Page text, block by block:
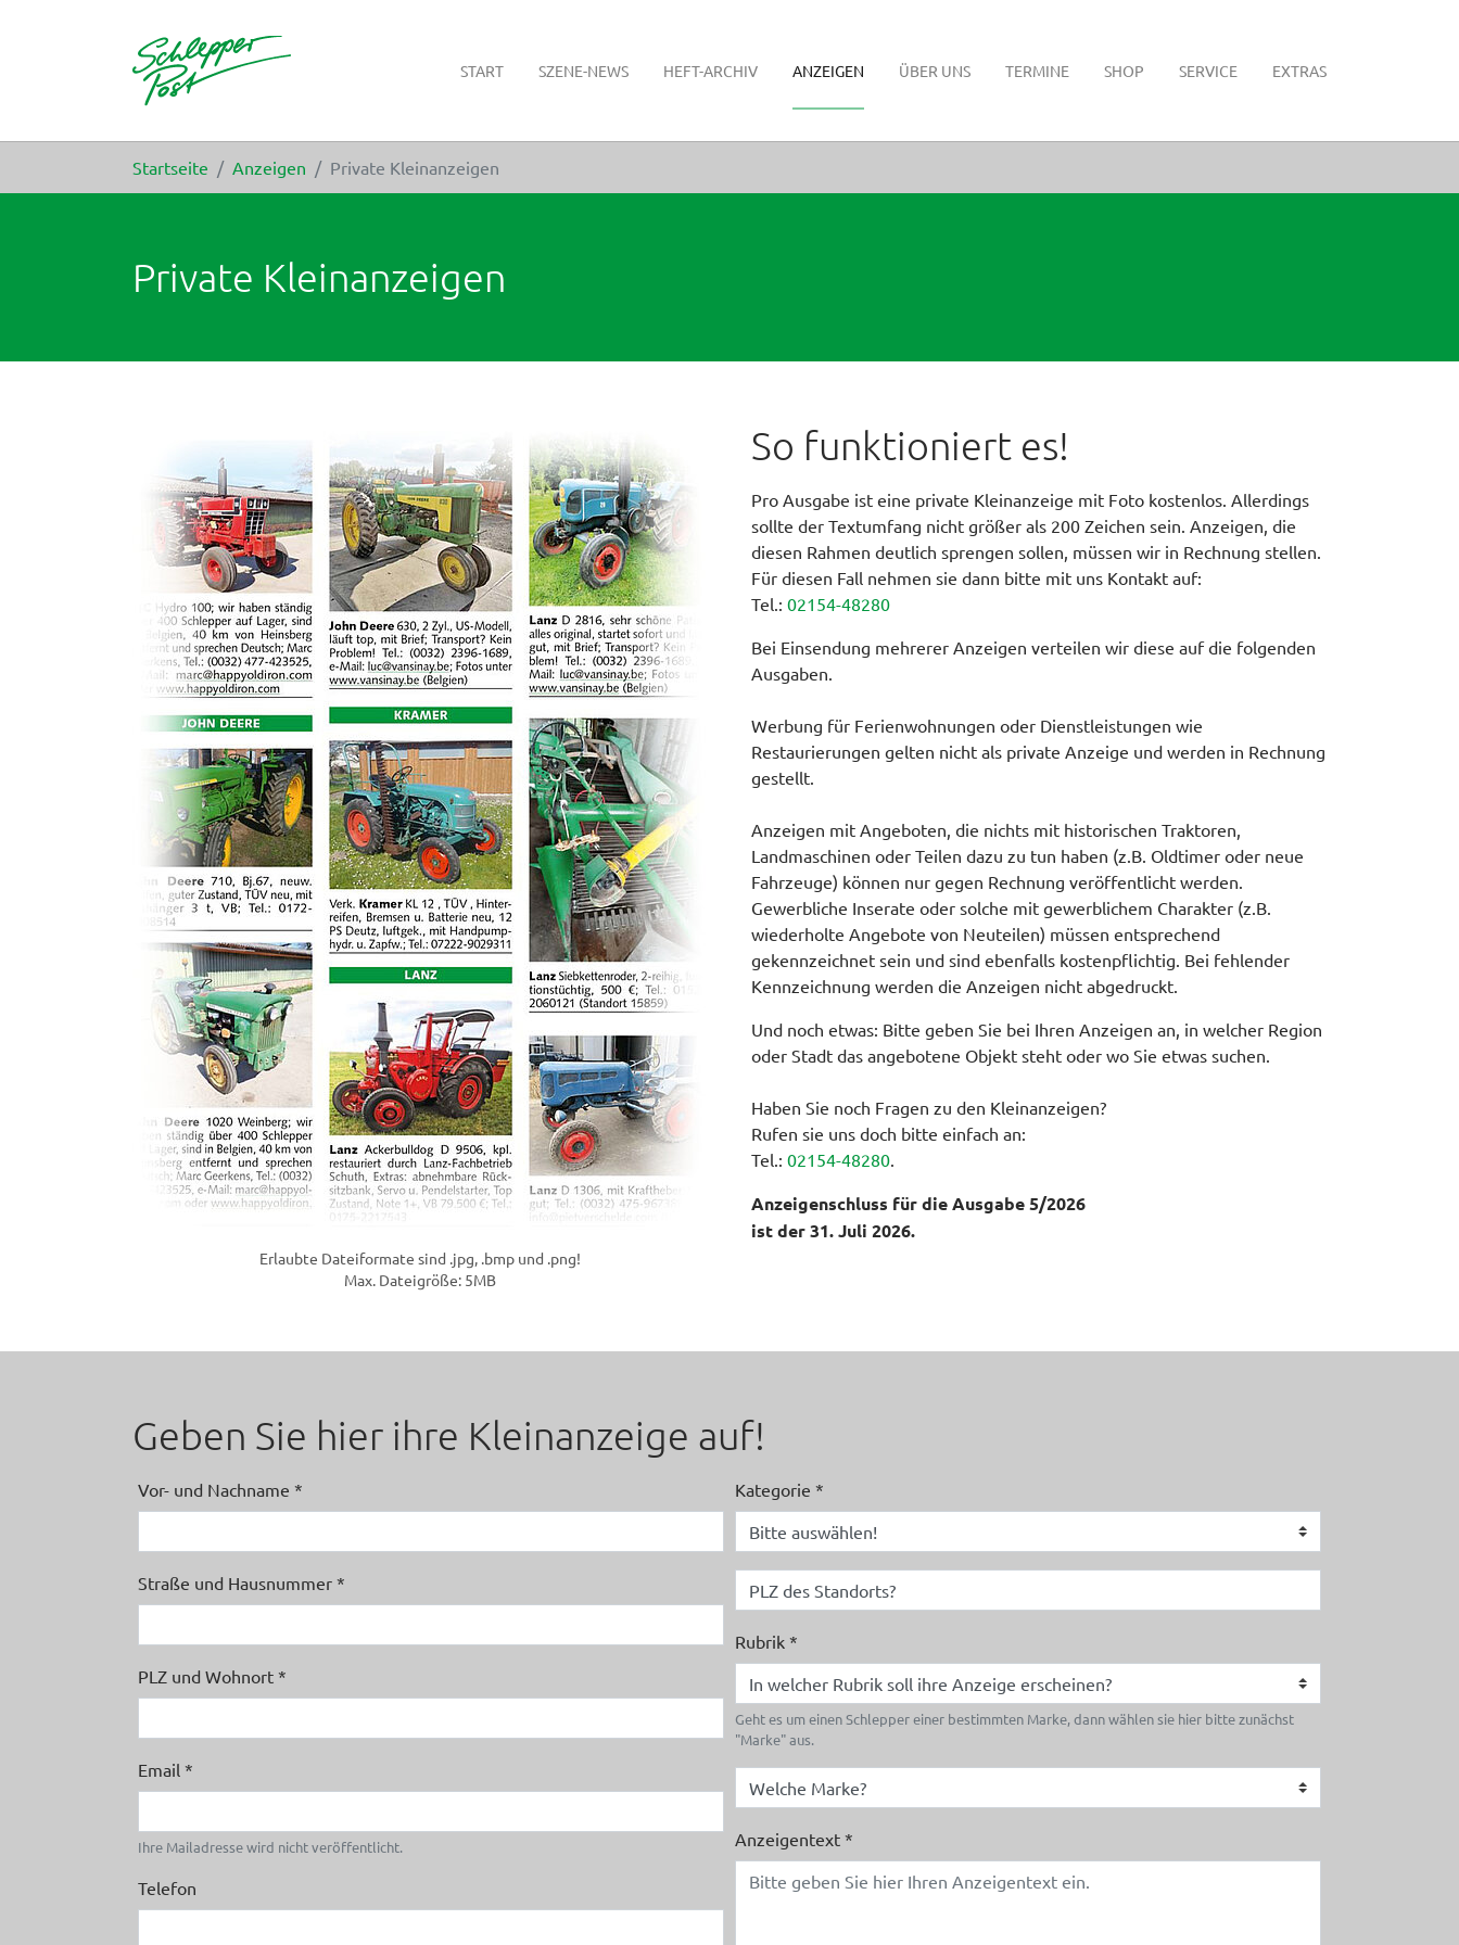
START SZENE-NEWS HEFT-ARCHIV ANZEIGEN ÜBER UNS TERMINE SHOP SERVICE EXTRAS
Startseite Anzeigen Private Kleinanzeigen
Private Kleinanzeigen
Erlaubte Dateiformate sind .jpg, .bmp und .png!
Max. Dateigröße: 5MB
So funktioniert es!
Pro Ausgabe ist eine private Kleinanzeige mit Foto kostenlos. Allerdings
sollte der Textumfang nicht größer als 200 Zeichen sein. Anzeigen, die
diesen Rahmen deutlich sprengen sollen, müssen wir in Rechnung stellen.
Für diesen Fall nehmen sie dann bitte mit uns Kontakt auf:
Tel.: 02154-48280
Bei Einsendung mehrerer Anzeigen verteilen wir diese auf die folgenden
Ausgaben.
Werbung für Ferienwohnungen oder Dienstleistungen wie
Restaurierungen gelten nicht als private Anzeige und werden in Rechnung
gestellt.
Anzeigen mit Angeboten, die nichts mit historischen Traktoren,
Landmaschinen oder Teilen dazu zu tun haben (z.B. Oldtimer oder neue
Fahrzeuge) können nur gegen Rechnung veröffentlicht werden.
Gewerbliche Inserate oder solche mit gewerblichem Charakter (z.B.
wiederholte Angebote von Neuteilen) müssen entsprechend
gekennzeichnet sein und sind ebenfalls kostenpflichtig. Bei fehlender
Kennzeichnung werden die Anzeigen nicht abgedruckt.
Und noch etwas: Bitte geben Sie bei Ihren Anzeigen an, in welcher Region
oder Stadt das angebotene Objekt steht oder wo Sie etwas suchen.
Haben Sie noch Fragen zu den Kleinanzeigen?
Rufen sie uns doch bitte einfach an:
Tel.: 02154-48280.
Anzeigenschluss für die Ausgabe 5/2026
ist der 31. Juli 2026.
Geben Sie hier ihre Kleinanzeige auf!
Vor- und Nachname *
Straße und Hausnummer *
PLZ und Wohnort *
Email *
Ihre Mailadresse wird nicht veröffentlicht.
Telefon
Kategorie *
Rubrik *
Geht es um einen Schlepper einer bestimmten Marke, dann wählen sie hier bitte zunächst
"Marke" aus.
Anzeigentext *